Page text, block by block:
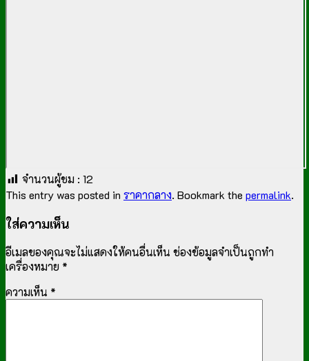
จำนวนผู้ชม : 12
This entry was posted in ราคากลาง. Bookmark the permalink.
ใส่ความเห็น
อีเมลของคุณจะไม่แสดงให้คนอื่นเห็น ช่องข้อมูลจำเป็นถูกทำ
เครื่องหมาย *
ความเห็น *